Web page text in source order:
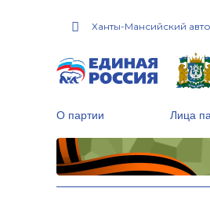
Ханты-Мансийский
О партии Лица